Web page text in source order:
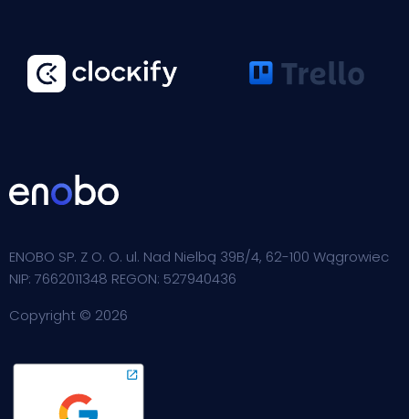
ENOBO SP. Z O. O. ul. Nad Nielbą 39B/4, 62-100 Wągrowiec
NIP: 7662011348 REGON: 527940436
Copyright © 2026